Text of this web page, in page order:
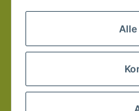
* Alle Preise inkl. gesetzlicher
Alle